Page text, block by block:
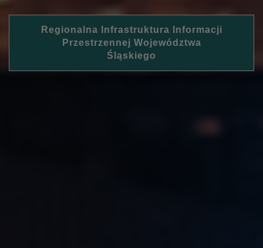
Regionalna Infrastruktura Informacji
Przestrzennej Województwa
Śląskiego